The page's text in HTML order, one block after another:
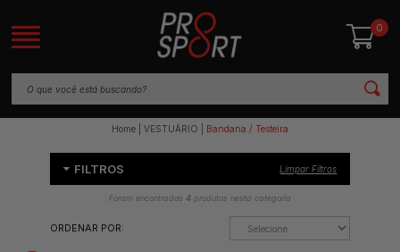
0
Home VESTUÁRIO Bandana / Testeira
FILTROS Limpar Filtros
Foram encontrados 4 produtos nesta categoria
ORDENAR POR: